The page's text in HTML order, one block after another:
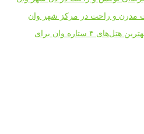
مدرن و راحت در مرکز شهر وان
هتل کاراجا وان؛ یکی از بهترین هتل‌های ۴ ستاره وان برای